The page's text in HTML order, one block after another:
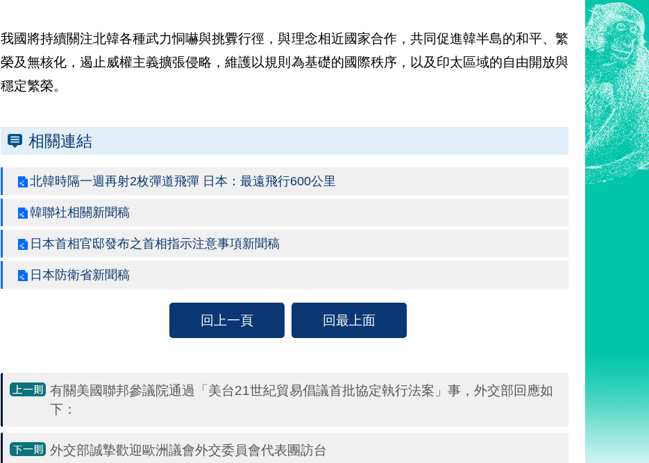
我國將持續關注北韓各種武力恫嚇與挑釁行徑，與理念相近國家合作，共同促進韓半島的和平、繁
榮及無核化，遏止威權主義擴張侵略，維護以規則為基礎的國際秩序，以及印太區域的自由開放與
穩定繁榮。
相關連結
北韓時隔一週再射2枚彈道飛彈 日本：最遠飛行600公里
韓聯社相關新聞稿
日本首相官邸發布之首相指示注意事項新聞稿
日本防衛省新聞稿
回上一頁 回最上面
有關美國聯邦參議院通過「美台21世紀貿易倡議首批協定執行法案」事，外交部回應如
下：
外交部誠摯歡迎歐洲議會外交委員會代表團訪台